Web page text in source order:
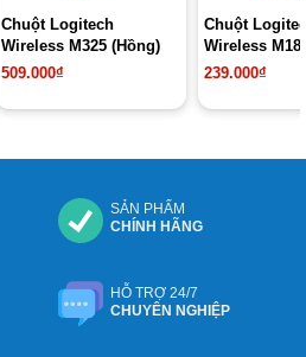
Chuột Logitech
Wireless M325 (Hồng)
509.000₫
Chuột
Wireless
239.000₫
SẢN PHẨM
CHÍNH HÃNG
HỖ TRỢ 24/7
CHUYÊN NGHIỆP